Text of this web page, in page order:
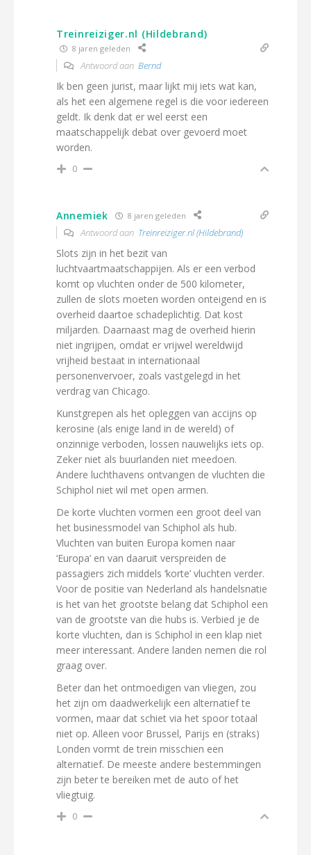
Treinreiziger.nl (Hildebrand)
8 jaren geleden
Antwoord aan Bernd
Ik ben geen jurist, maar lijkt mij iets wat kan,
als het een algemene regel is die voor iedereen
geldt. Ik denk dat er wel eerst een
maatschappelijk debat over gevoerd moet
worden.
0
Annemiek 8 jaren geleden
Antwoord aan Treinreiziger.nl (Hildebrand)
Slots zijn in het bezit van
luchtvaartmaatschappijen. Als er een verbod
komt op vluchten onder de 500 kilometer,
zullen de slots moeten worden onteigend en is
overheid daartoe schadeplichtig. Dat kost
miljarden. Daarnaast mag de overheid hierin
niet ingrijpen, omdat er vrijwel wereldwijd
vrijheid bestaat in internationaal
personenvervoer, zoals vastgelegd in het
verdrag van Chicago.
Kunstgrepen als het opleggen van accijns op
kerosine (als enige land in de wereld) of
onzinnige verboden, lossen nauwelijks iets op.
Zeker niet als buurlanden niet meedoen.
Andere luchthavens ontvangen de vluchten die
Schiphol niet wil met open armen.
De korte vluchten vormen een groot deel van
het businessmodel van Schiphol als hub.
Vluchten van buiten Europa komen naar
‘Europa’ en van daaruit verspreiden de
passagiers zich middels ‘korte’ vluchten verder.
Voor de positie van Nederland als handelsnatie
is het van het grootste belang dat Schiphol een
van de grootste van die hubs is. Verbied je de
korte vluchten, dan is Schiphol in een klap niet
meer interessant. Andere landen nemen die rol
graag over.
Beter dan het ontmoedigen van vliegen, zou
het zijn om daadwerkelijk een alternatief te
vormen, maar dat schiet via het spoor totaal
niet op. Alleen voor Brussel, Parijs en (straks)
Londen vormt de trein misschien een
alternatief. De meeste andere bestemmingen
zijn beter te bereiken met de auto of het
vliegtuig.
0